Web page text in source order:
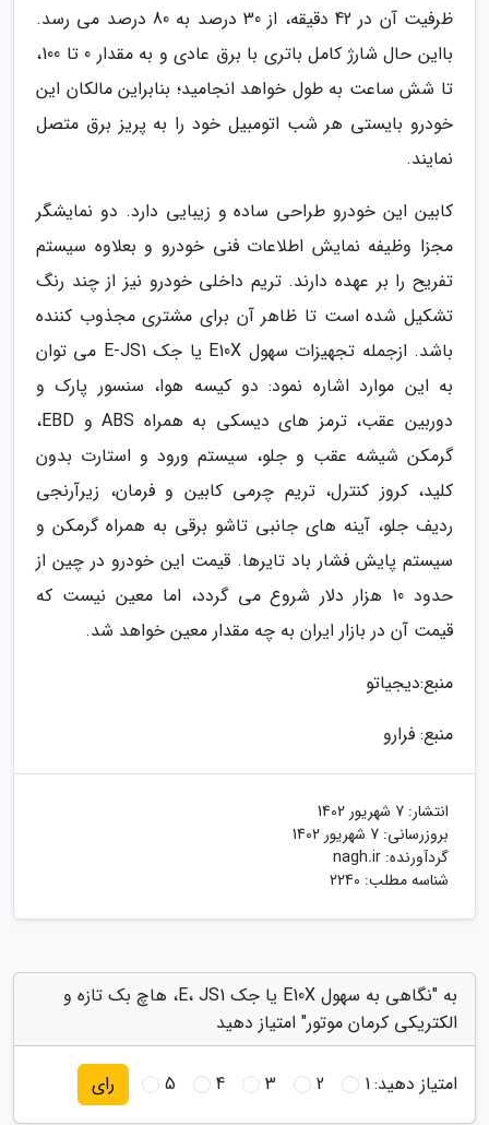
ظرفیت آن در 42 دقیقه، از 30 درصد به 80 درصد می رسد.
بااین حال شارژ کامل باتری با برق عادی و به مقدار 0 تا 100،
تا شش ساعت به طول خواهد انجامید؛ بنابراین مالکان این
خودرو بایستی هر شب اتومبیل خود را به پریز برق متصل
نمایند.
کابین این خودرو طراحی ساده و زیبایی دارد. دو نمایشگر
مجزا وظیفه نمایش اطلاعات فنی خودرو و بعلاوه سیستم
تفریح را بر عهده دارند. تریم داخلی خودرو نیز از چند رنگ
تشکیل شده است تا ظاهر آن برای مشتری مجذوب کننده
باشد. ازجمله تجهیزات سهول E10X یا جک E-JS1 می توان
به این موارد اشاره نمود: دو کیسه هوا، سنسور پارک و
دوربین عقب، ترمز های دیسکی به همراه ABS و EBD،
گرمکن شیشه عقب و جلو، سیستم ورود و استارت بدون
کلید، کروز کنترل، تریم چرمی کابین و فرمان، زیرآرنجی
ردیف جلو، آینه های جانبی تاشو برقی به همراه گرمکن و
سیستم پایش فشار باد تایرها. قیمت این خودرو در چین از
حدود 10 هزار دلار شروع می گردد، اما معین نیست که
قیمت آن در بازار ایران به چه مقدار معین خواهد شد.
منبع:دیجیاتو
منبع: فرارو
انتشار: 7 شهریور 1402
بروزرسانی: 7 شهریور 1402
گردآورنده: nagh.ir
شناسه مطلب: 2240
به "نگاهی به سهول E10X یا جک E، JS1، هاچ بک تازه و
الکتریکی کرمان موتور" امتیاز دهید
امتیاز دهید:1
2
3
4
5 رای